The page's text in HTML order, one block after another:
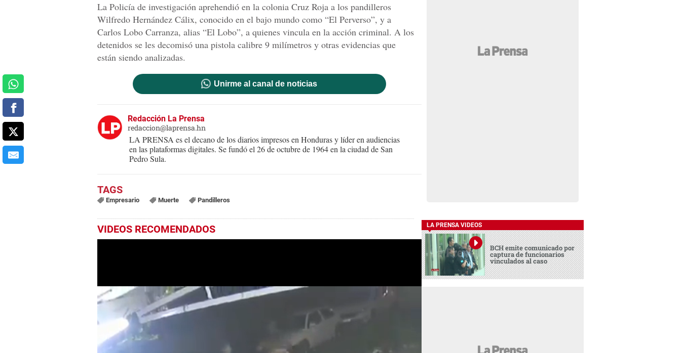
La Policía de investigación aprehendió en la colonia Cruz Roja a los pandilleros
Wilfredo Hernández Cálix, conocido en el bajo mundo como “El Perverso”, y a
Carlos Lobo Carranza, alias “El Lobo”, a quienes vincula en la acción criminal. A los
detenidos se les decomisó una pistola calibre 9 milímetros y otras evidencias que
están siendo analizadas.
Unirme al canal de noticias
Redacción La Prensa
redaccion@laprensa.hn
LA PRENSA es el decano de los diarios impresos en Honduras y líder en audiencias
en las plataformas digitales. Se fundó el 26 de octubre de 1964 en la ciudad de San
Pedro Sula.
Empresario Muerte Pandilleros
VIDEOS RECOMENDADOS LA PRENSA VIDEOS
BCH emite comunicado por
captura de funcionarios
vinculados al caso